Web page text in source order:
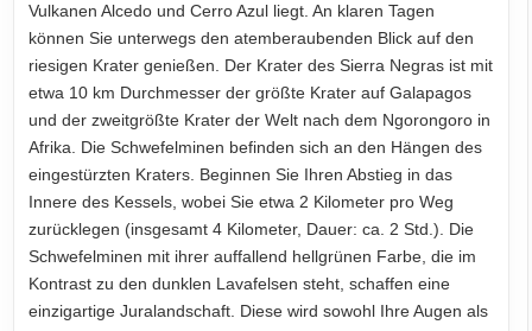
Vulkanen Alcedo und Cerro Azul liegt. An klaren Tagen
können Sie unterwegs den atemberaubenden Blick auf den
riesigen Krater genießen. Der Krater des Sierra Negras ist mit
etwa 10 km Durchmesser der größte Krater auf Galapagos
und der zweitgrößte Krater der Welt nach dem Ngorongoro in
Afrika. Die Schwefelminen befinden sich an den Hängen des
eingestürzten Kraters. Beginnen Sie Ihren Abstieg in das
Innere des Kessels, wobei Sie etwa 2 Kilometer pro Weg
zurücklegen (insgesamt 4 Kilometer, Dauer: ca. 2 Std.). Die
Schwefelminen mit ihrer auffallend hellgrünen Farbe, die im
Kontrast zu den dunklen Lavafelsen steht, schaffen eine
einzigartige Juralandschaft. Diese wird sowohl Ihre Augen als